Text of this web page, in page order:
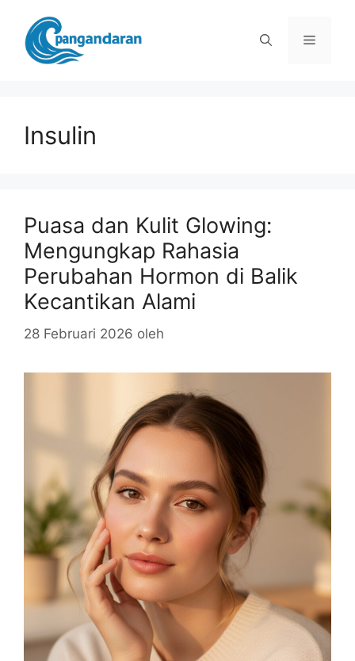
Menu
Insulin
Puasa dan Kulit Glowing:
Mengungkap Rahasia
Perubahan Hormon di Balik
Kecantikan Alami
28 Februari 2026 oleh